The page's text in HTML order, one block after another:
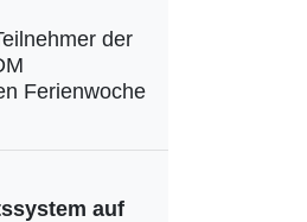
der
Ferienwoche
auf